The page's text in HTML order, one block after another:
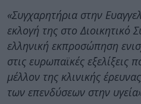
«Συγχαρητήρια στην
εκλογή της στο Διοικητικό
ελληνική εκπροσώπηση
στις ευρωπαϊκές
μέλλον της κλινικής
των επενδύσεων στην